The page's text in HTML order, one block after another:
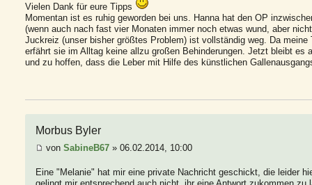
Vielen Dank für eure Tipps
Momentan ist es ruhig geworden bei uns. Hanna hat den OP
(wenn auch nach fast vier Monaten immer noch etwas wund, aber
Juckreiz (unser bisher größtes Problem) ist vollständig weg. Da
erfährt sie im Alltag keine allzu großen Behinderungen. Jetzt bleibt es
und zu hoffen, dass die Leber mit Hilfe des künstlichen
Morbus Byler
von SabineB67 » 06.02.2014, 10:00
Eine "Melanie" hat mir eine private Nachricht geschickt, die leider